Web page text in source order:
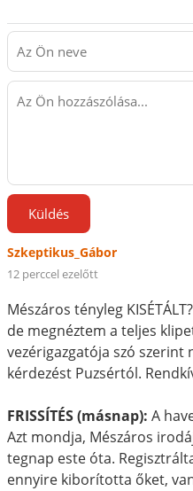
Küldés
Szkeptikus_Gábor
12 perccel ezelőtt
Mészáros tényleg
de megnéztem a teljes
vezérigazgatója szó szerint
kérdezést Puzsértól.
FRISSÍTÉS (másnap): A
Azt mondja, Mészáros
tegnap este óta.
ennyire kiborította őket,